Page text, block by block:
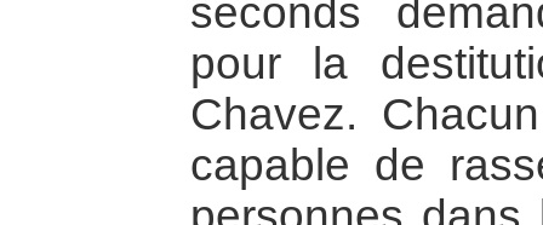
seconds
pour la
Chavez.
capable de